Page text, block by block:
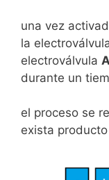
una vez
la
electroválvula
durante un
el proceso se
exista